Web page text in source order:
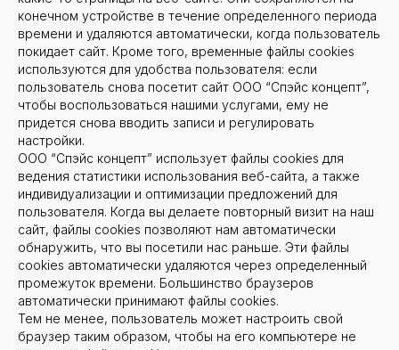
конечном устройстве в течение определенного периода
времени и удаляются автоматически, когда пользователь
покидает сайт. Кроме того, временные файлы cookies
используются для удобства пользователя: если
пользователь снова посетит сайт ООО “Спэйс концепт”,
чтобы воспользоваться нашими услугами, ему не
придется снова вводить записи и регулировать
настройки.
ООО “Спэйс концепт” использует файлы cookies для
ведения статистики использования веб-сайта, а также
индивидуализации и оптимизации предложений для
пользователя. Когда вы делаете повторный визит на наш
сайт, файлы cookies позволяют нам автоматически
обнаружить, что вы посетили нас раньше. Эти файлы
cookies автоматически удаляются через определенный
промежуток времени. Большинство браузеров
автоматически принимают файлы cookies.
Тем не менее, пользователь может настроить свой
браузер таким образом, чтобы на его компьютере не